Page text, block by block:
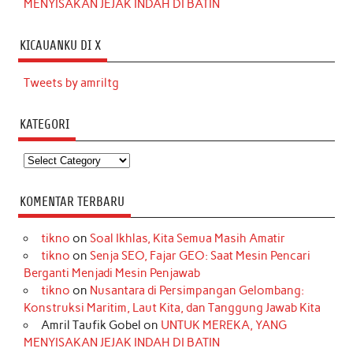
MENYISAKAN JEJAK INDAH DI BATIN
KICAUANKU DI X
Tweets by amriltg
KATEGORI
Kategori
KOMENTAR TERBARU
tikno on Soal Ikhlas, Kita Semua Masih Amatir
tikno on Senja SEO, Fajar GEO: Saat Mesin Pencari
Berganti Menjadi Mesin Penjawab
tikno on Nusantara di Persimpangan Gelombang:
Konstruksi Maritim, Laut Kita, dan Tanggung Jawab Kita
Amril Taufik Gobel on UNTUK MEREKA, YANG
MENYISAKAN JEJAK INDAH DI BATIN